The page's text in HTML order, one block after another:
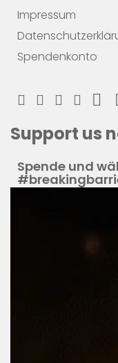
Impressum
Spendenkonto
Support us
Spende und